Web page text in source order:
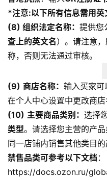
*注意:以下所有信息需用英
(8) 组织法定名称： 提供您
查上的英文名）。请注意
称，否则无法通过审核。
(9) 商店名称： 输入买家可
在个人中心设置中更改商店
(10) 主要商品类别： 选择
类型。请选择您主营的产
同一店铺内销售其他类目的
禁售品类可参考以下文档 ：
https://docs.ozon.ru/